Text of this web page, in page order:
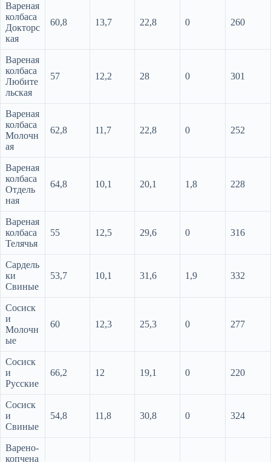
Вареная
колбаса
Докторс
кая
60,8 13,7 22,8 0 260
Вареная
колбаса
Любите
льская
57 12,2 28 0 301
Вареная
колбаса
Молочн
ая
62,8 11,7 22,8 0 252
Вареная
колбаса
Отдель
ная
64,8 10,1 20,1 1,8 228
Вареная
колбаса
Телячья
55 12,5 29,6 0 316
Сардель
ки
Свиные
53,7 10,1 31,6 1,9 332
Сосиск
и
Молочн
ые
60 12,3 25,3 0 277
Сосиск
и
Русские
66,2 12 19,1 0 220
Сосиск
и
Свиные
54,8 11,8 30,8 0 324
Варено-
копчена